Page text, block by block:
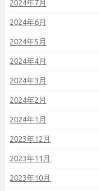
2024年7月
2024年6月
2024年5月
2024年4月
2024年3月
2024年2月
2024年1月
2023年12月
2023年11月
2023年10月